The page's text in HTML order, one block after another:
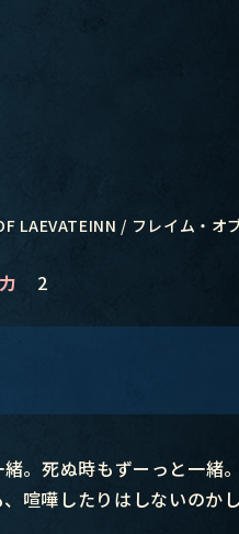
LAEVATEINN / フレイム・オ
2
。死ぬ時もずーっと一緒。
喧嘩したりはしないのかし